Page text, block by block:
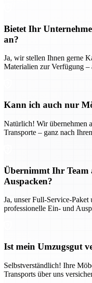
Bietet Ihr
an?
Ja, wir stellen Ihnen gerne
Materialien zur Verfügung
Kann ich auch nur
Natürlich! Wir übernehmen
Transporte – ganz nach
Übernimmt Ihr Team
Auspacken?
Ja, unser Full-Service-Paket
professionelle Ein- und
Ist mein Umzugsgut
Selbstverständlich! Ihre
Transports über uns